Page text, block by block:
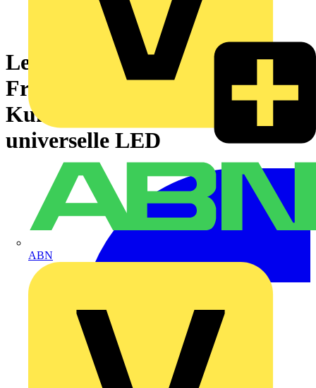
ABN
Leuchtdrucktaster,
Frontelement, Harmony XB5,
Kunststoff, 22mm, weiß, für
universelle LED